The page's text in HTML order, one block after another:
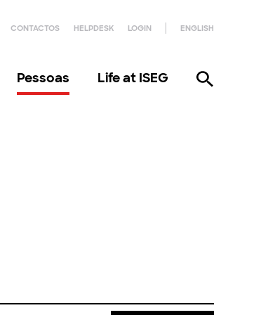
CONTACTOS HELPDESK LOGIN ENGLISH
Pessoas Life at ISEG